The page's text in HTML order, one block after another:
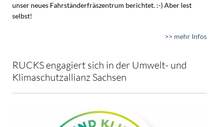
unser neues Fahrständerfräszentrum berichtet. :-) Aber lest
selbst!
>> mehr Infos
RUCKS engagiert sich in der Umwelt- und
Klimaschutzallianz Sachsen